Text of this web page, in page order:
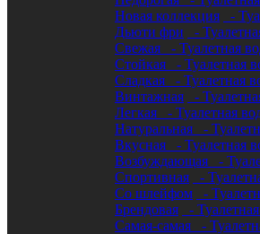
Новая коллекция
-
Дьюти фри
-
Свежая
- Туалетная
Стойкая
- Туалетная
Сладкая
- Туалетная
Винтажная
-
Легкая
- Туалетная
Натуральная
-
Вкусная
- Туалетная
Возбуждающая
-
Спортивная
-
Со шлейфом
-
Брендовая
-
Самая-самая
-